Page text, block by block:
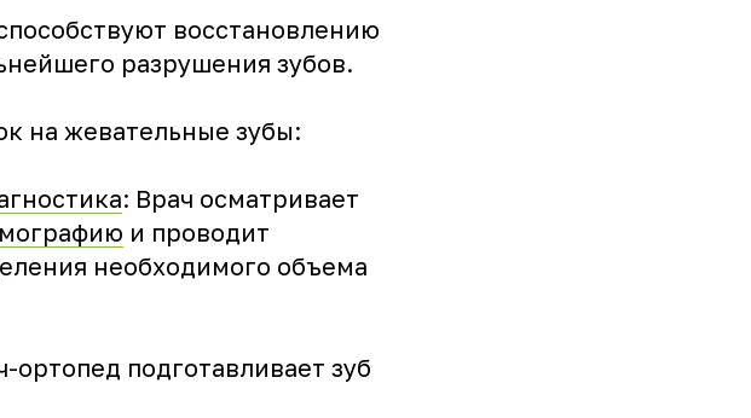
восстановлению
разрушения зубов.
на жевательные зубы:
: Врач осматривает
и проводит
необходимого объема
подготавливает зуб